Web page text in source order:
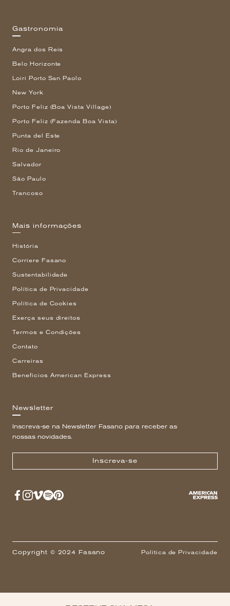
Gastronomia
Angra dos Reis
Belo Horizonte
Loiri Porto San Paolo
New York
Porto Feliz (Boa Vista Village)
Porto Feliz (Fazenda Boa Vista)
Punta del Este
Rio de Janeiro
Salvador
São Paulo
Trancoso
Mais informações
História
Corriere Fasano
Sustentabilidade
Política de Privacidade
Política de Cookies
Exerça seus direitos
Termos e Condições
Contato
Carreiras
Benefícios American Express
Newsletter
Inscreva-se na Newsletter Fasano para receber as
nossas novidades.
Inscreva-se
Copyright © 2024 Fasano Política de Privacidade